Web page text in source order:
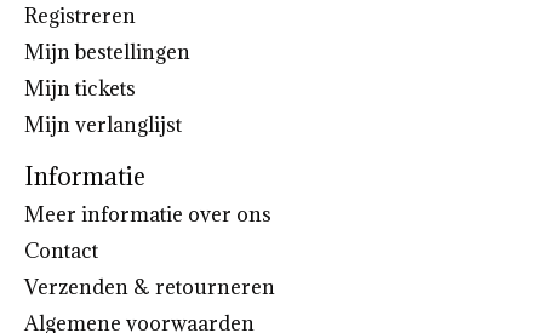
Registreren
Mijn bestellingen
Mijn tickets
Mijn verlanglijst
Informatie
Meer informatie over ons
Contact
Verzenden & retourneren
Algemene voorwaarden